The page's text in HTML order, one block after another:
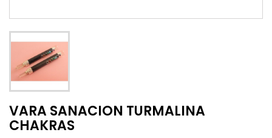
VARA SANACION TURMALINA
CHAKRAS